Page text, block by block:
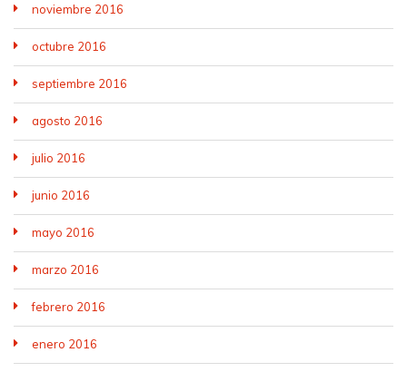
noviembre 2016
octubre 2016
septiembre 2016
agosto 2016
julio 2016
junio 2016
mayo 2016
marzo 2016
febrero 2016
enero 2016